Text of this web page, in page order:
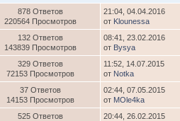
878 Ответов
220564 Просмотров
21:04, 04.04.2016
от Klounessa
132 Ответов
143839 Просмотров
08:41, 23.02.2016
от Bysya
329 Ответов
72153 Просмотров
11:52, 14.07.2015
от Notka
37 Ответов
14153 Просмотров
02:44, 07.05.2015
от MOle4ka
525 Ответов
20:44, 26.02.2015